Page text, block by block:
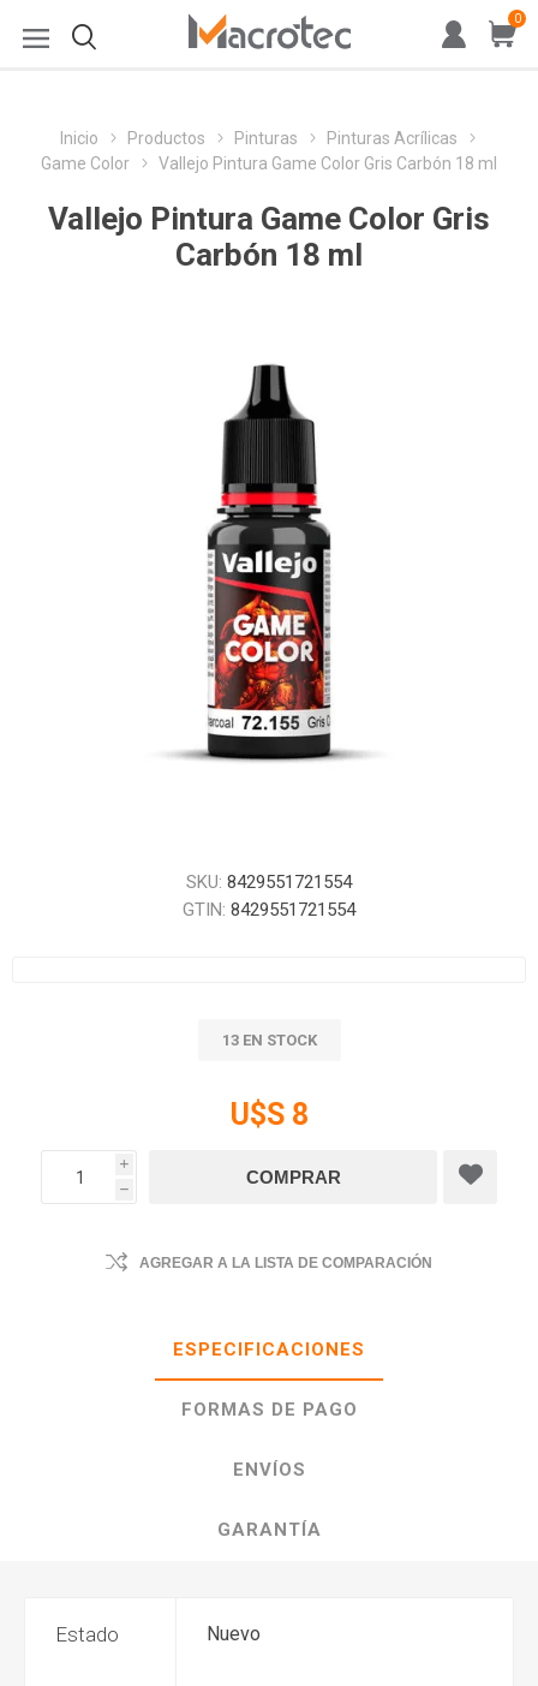
0
Inicio Productos Pinturas
Pinturas Acrílicas
Game Color
Vallejo Pintura Game Color Gris Carbón 18 ml
Vallejo Pintura Game Color Gris
Carbón 18 ml
SKU: 8429551721554
GTIN: 8429551721554
13 EN STOCK
U$S 8
i
h
AGREGAR A LA LISTA DE COMPARACIÓN
ESPECIFICACIONES
FORMAS DE PAGO
ENVÍOS
GARANTÍA
Estado Nuevo